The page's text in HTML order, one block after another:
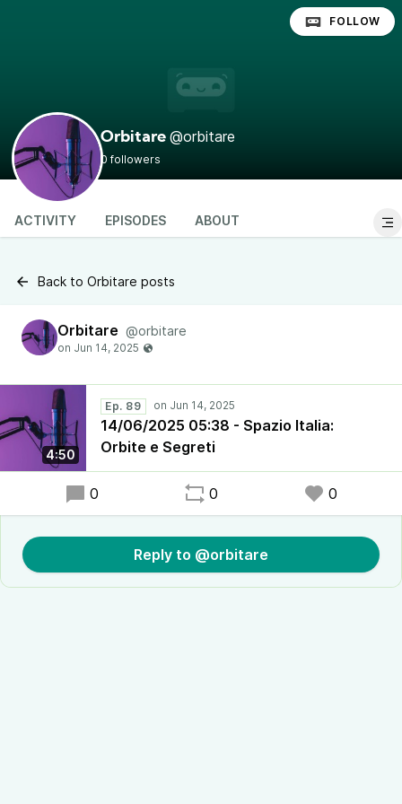
Orbitare @orbitare
0 followers
FOLLOW
ACTIVITY EPISODES ABOUT
Back to Orbitare posts
Orbitare @orbitare
4:50
Ep. 89
14/06/2025 05:38 - Spazio Italia:
Orbite e Segreti
0 0 0
Reply to @orbitare